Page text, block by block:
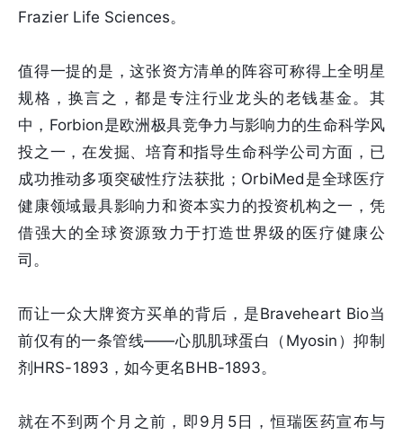
Frazier Life Sciences。
值得一提的是，这张资方清单的阵容可称得上全明星
规格，换言之，都是专注行业龙头的老钱基金。其
中，Forbion是欧洲极具竞争力与影响力的生命科学风
投之一，在发掘、培育和指导生命科学公司方面，已
成功推动多项突破性疗法获批；OrbiMed是全球医疗
健康领域最具影响力和资本实力的投资机构之一，凭
借强大的全球资源致力于打造世界级的医疗健康公
司。
而让一众大牌资方买单的背后，是Braveheart Bio当
前仅有的一条管线——心肌肌球蛋白（Myosin）抑制
剂HRS-1893，如今更名BHB-1893。
就在不到两个月之前，即9月5日，恒瑞医药宣布与